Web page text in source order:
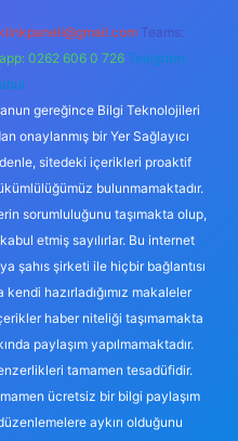
Teams:
0262 606 0 726 Telegram:
gereğince Bilgi Teknolojileri
onaylanmış bir Yer Sağlayıcı
sitedeki içerikleri proaktif
bulunmamaktadır.
sorumluluğunu taşımakta olup,
etmiş sayılırlar. Bu internet
şahıs şirketi ile hiçbir bağlantısı
hazırladığımız makaleler
haber niteliği taşımamakta
paylaşım yapılmamaktadır.
tamamen tesadüfidir.
ücretsiz bir bilgi paylaşım
aykırı olduğunu